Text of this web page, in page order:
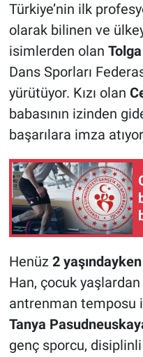
Türkiye’nin ilk
olarak bilinen ve
isimlerden olan
Dans Sporları
yürütüyor. Kızı olan
babasının izinden
başarılara imza
Henüz 2 yaşındayken
Han, çocuk
antrenman temposu
Tanya
genç sporcu, disiplinli